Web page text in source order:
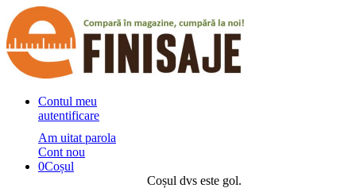
Contul meu
autentificare
Am uitat parola
Cont nou
0Coșul
Coșul dvs este gol.